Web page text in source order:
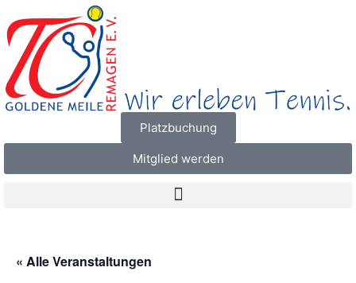
Platzbuchung
Mitglied werden
« Alle Veranstaltungen